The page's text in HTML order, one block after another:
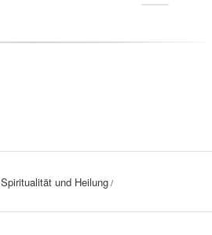
Spiritualität und Heilung